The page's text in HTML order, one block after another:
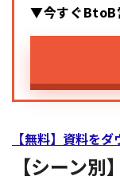
▼今すぐBtoB
【無料】資料を
【シーン